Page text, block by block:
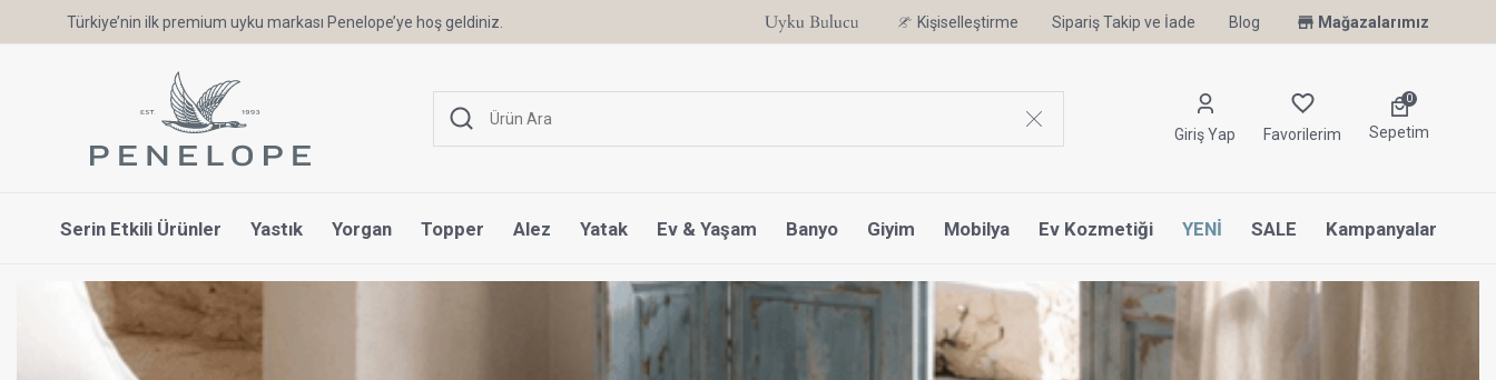
6 Ay'a Varan Taksit Ayrıcalığı Uyku Uzmanı Othello Şimdi Penelope'de Kişiselleştirme Sipariş Takip ve İade Blog Mağazalarımız
Giriş Yap Favorilerim
0
Sepetim
Serin Etkili Ürünler Yastık Yorgan Topper Alez Yatak Ev & Yaşam Banyo Giyim Mobilya Ev Kozmetiği YENİ SALE Kampanyalar